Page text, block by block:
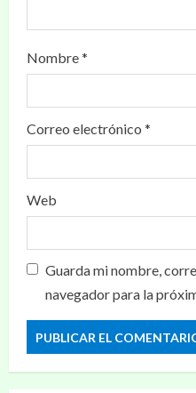
Nombre*
Correo electrónico *
Web
Guarda mi nombre,
navegador para la